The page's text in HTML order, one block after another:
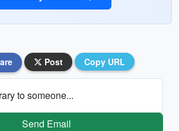
Post Copy URL
to someone...
Send Email